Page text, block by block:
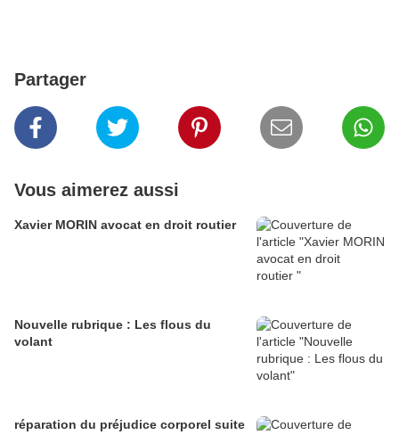
Partager
Vous aimerez aussi
Xavier MORIN avocat en droit routier
Nouvelle rubrique : Les flous du
volant
réparation du préjudice corporel suite